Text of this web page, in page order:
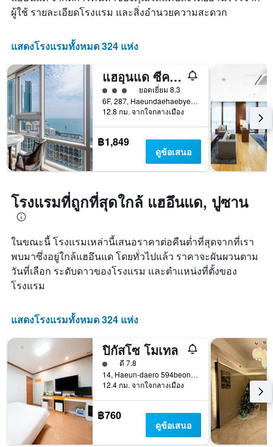
ผู้ใช้ รายละเอียดโรงแรม และสิ่งอำนวยความสะดวก
แสดงโรงแรมทั้งหมด 324 แห่ง
แฮอุนแด ซีคลาวด์ โฮเทล เรสซิเดนซ์
ให้ 3 ดาว ยอดเยี่ยม 8.3
6F, 287, Haeundaehaebyeon-ro, ปูซาน, เกาหลีใต้
12.8 กม. จากใจกลางเมือง
฿1,849
ดูข้อเสนอ
โรงแรมที่ถูกที่สุดใกล้ แฮอึนแด, ปูซาน
ในขณะนี้ โรงแรมเหล่านี้เสนอราคาต่อคืนต่ำที่สุดจากที่เรา
พบมาซึ่งอยู่ใกล้แฮอึนแด โดยทั่วไปแล้ว ราคาจะผันผวนตาม
วันที่เลือก ระดับดาวของโรงแรม และตำแหน่งที่ตั้งของ
โรงแรม
แสดงโรงแรมทั้งหมด 324 แห่ง
ปิกัสโซ โมเทล
ให้ 1 ดาว
ดี 7.8
14, Haeun-daero 594beonga-gil, ปูซาน, เกาหลีใต้
12.4 กม. จากใจกลางเมือง
฿760
ดูข้อเสนอ